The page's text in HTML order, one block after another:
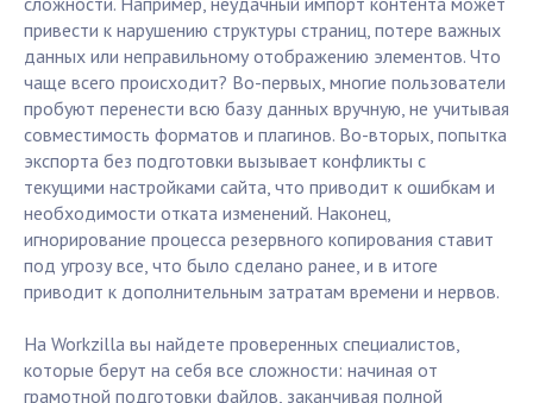
привести к нарушению структуры страниц, потере важных
данных или неправильному отображению элементов. Что
чаще всего происходит? Во-первых, многие пользователи
пробуют перенести всю базу данных вручную, не учитывая
совместимость форматов и плагинов. Во-вторых, попытка
экспорта без подготовки вызывает конфликты с
текущими настройками сайта, что приводит к ошибкам и
необходимости отката изменений. Наконец,
игнорирование процесса резервного копирования ставит
под угрозу все, что было сделано ранее, и в итоге
приводит к дополнительным затратам времени и нервов.
На Workzilla вы найдете проверенных специалистов,
которые берут на себя все сложности: начиная от
грамотной подготовки файлов, заканчивая полной